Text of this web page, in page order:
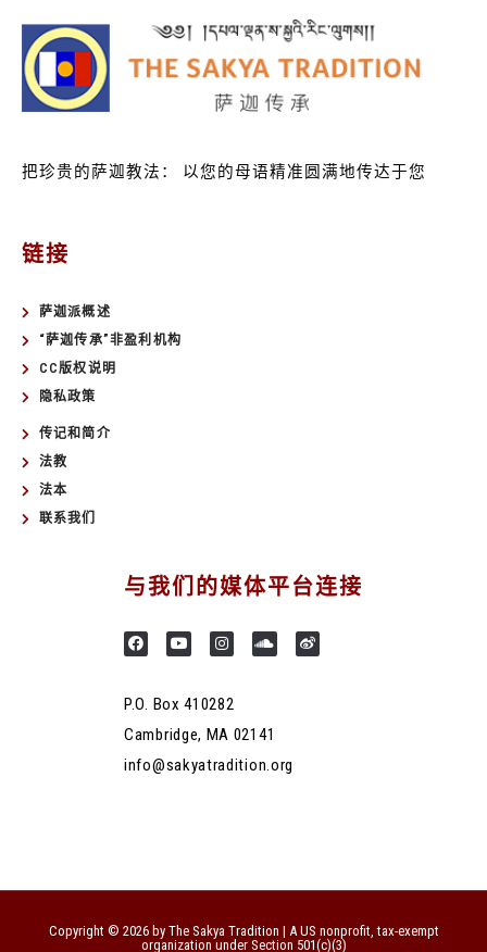
把珍贵的萨迦教法： 以您的母语精准圆满地传达于您
链接
萨迦派概述
“萨迦传承”非盈利机构
CC版权说明
隐私政策
传记和简介
法教
法本
联系我们
与我们的媒体平台连接
P.O. Box 410282
Cambridge, MA 02141
info@sakyatradition.org
Copyright © 2026 by The Sakya Tradition | A US nonprofit, tax-exempt
organization under Section 501(c)(3)